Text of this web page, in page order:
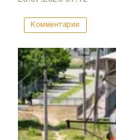
Комментарии